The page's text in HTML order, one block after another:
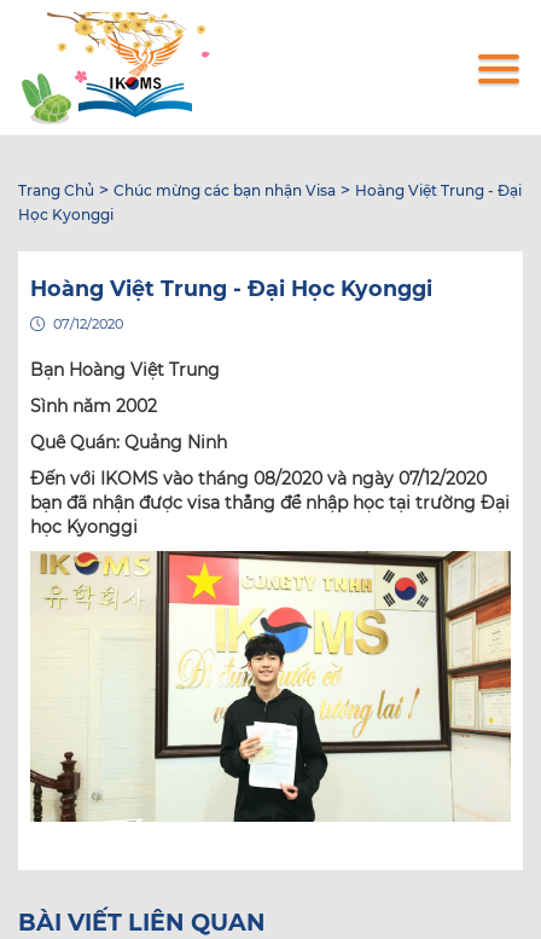
dung
Trang Chủ > Chúc mừng các bạn nhận Visa > Hoàng Việt Trung - Đại
Học Kyonggi
Hoàng Việt Trung - Đại Học Kyonggi
07/12/2020
Bạn Hoàng Việt Trung
Sình năm 2002
Quê Quán: Quảng Ninh
Đến với IKOMS vào tháng 08/2020 và ngày 07/12/2020
bạn đã nhận được visa thẳng để nhập học tại trường Đại
học Kyonggi
BÀI VIẾT LIÊN QUAN